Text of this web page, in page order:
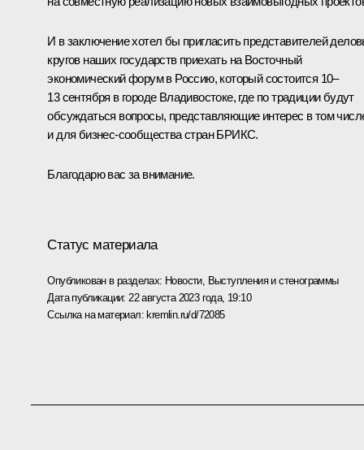
И в заключение хотел бы пригласить представителей
кругов наших государств приехать на Восточный
экономический форум в Россию, который состоится 10–
13 сентября в городе Владивостоке, где по традиции будут
обсуждаться вопросы, представляющие интерес в том
и для бизнес-сообщества стран БРИКС.
Благодарю вас за внимание.
Статус материала
Опубликован в разделах: Новости, Выступления и стенограммы
Дата публикации: 22 августа 2023 года, 19:10
Ссылка на материал: kremlin.ru/d/72085